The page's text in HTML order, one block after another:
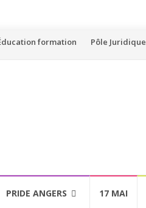
formation Pôle Juridique
PRIDE ANGERS 17 MAI